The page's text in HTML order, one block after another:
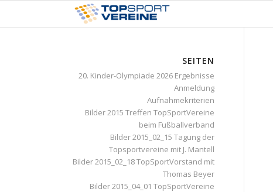
SEITEN
20. Kinder-Olympiade 2026 Ergebnisse
Anmeldung
Aufnahmekriterien
Bilder 2015 Treffen TopSportVereine
beim Fußballverband
Bilder 2015_02_15 Tagung der
Topsportvereine mit J. Mantell
Bilder 2015_02_18 TopSportVorstand mit
Thomas Beyer
Bilder 2015_04_01 TopSportVereine